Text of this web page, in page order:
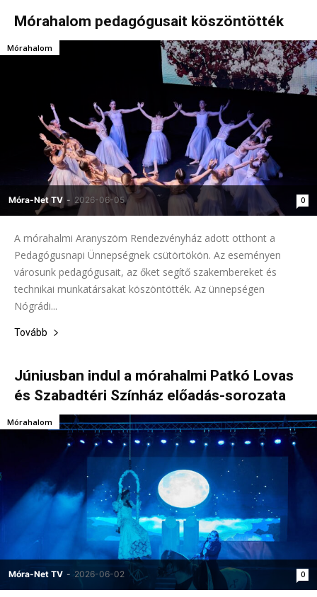
Mórahalom pedagógusait köszöntötték
Móra-Net TV - 2026-06-05 0
Mórahalom
A mórahalmi Aranyszöm Rendezvényház adott otthont a
Pedagógusnapi Ünnepségnek csütörtökön. Az eseményen
városunk pedagógusait, az őket segítő szakembereket és
technikai munkatársakat köszöntötték. Az ünnepségen
Nógrádi...
Tovább
Júniusban indul a mórahalmi Patkó Lovas
és Szabadtéri Színház előadás-sorozata
Móra-Net TV - 2026-06-02 0
Mórahalom